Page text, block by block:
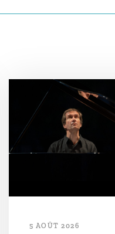
5 AOÛT 2026